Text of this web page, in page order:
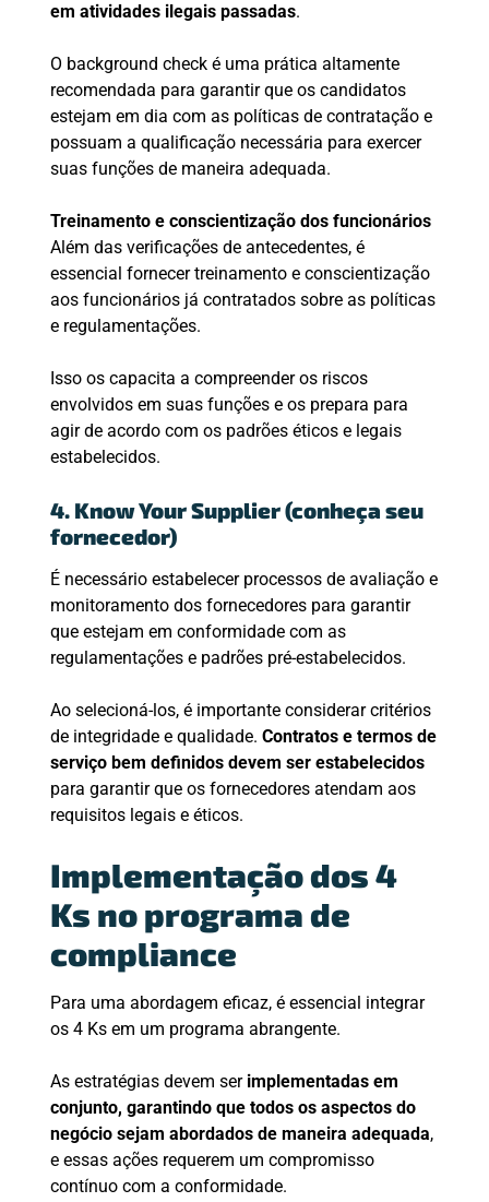
em atividades ilegais passadas.
O background check é uma prática altamente
recomendada para garantir que os candidatos
estejam em dia com as políticas de contratação e
possuam a qualificação necessária para exercer
suas funções de maneira adequada.
Treinamento e conscientização dos funcionários
Além das verificações de antecedentes, é
essencial fornecer treinamento e conscientização
aos funcionários já contratados sobre as políticas
e regulamentações.
Isso os capacita a compreender os riscos
envolvidos em suas funções e os prepara para
agir de acordo com os padrões éticos e legais
estabelecidos.
4. Know Your Supplier (conheça seu
fornecedor)
É necessário estabelecer processos de avaliação e
monitoramento dos fornecedores para garantir
que estejam em conformidade com as
regulamentações e padrões pré-estabelecidos.
Ao selecioná-los, é importante considerar critérios
de integridade e qualidade. Contratos e termos de
serviço bem definidos devem ser estabelecidos
para garantir que os fornecedores atendam aos
requisitos legais e éticos.
Implementação dos 4
Ks no programa de
compliance
Para uma abordagem eficaz, é essencial integrar
os 4 Ks em um programa abrangente.
As estratégias devem ser implementadas em
conjunto, garantindo que todos os aspectos do
negócio sejam abordados de maneira adequada,
e essas ações requerem um compromisso
contínuo com a conformidade.